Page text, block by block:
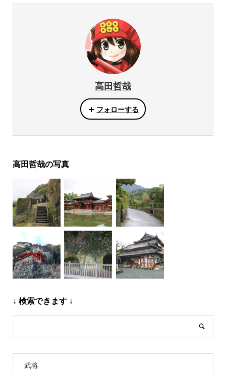
高田哲哉
フォローする
高田哲哉の写真
↓ 検索できます ↓
武将